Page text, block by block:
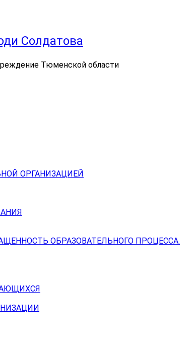
Солдатова
Тюменской области
ОРГАНИЗАЦИЕЙ
ОБРАЗОВАТЕЛЬНОГО ПРОЦЕССА.